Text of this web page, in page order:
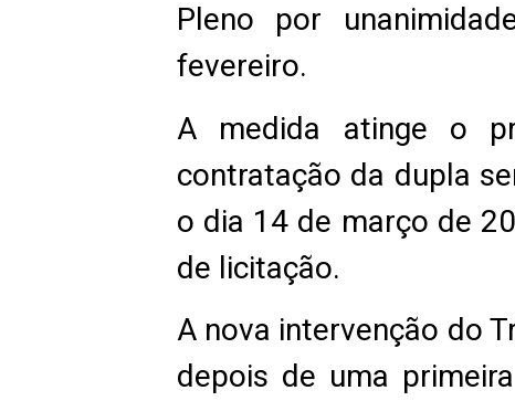
Pleno por
fevereiro.
A medida atinge o
contratação da dupla
o dia 14 de março de
de licitação.
A nova intervenção do
depois de uma